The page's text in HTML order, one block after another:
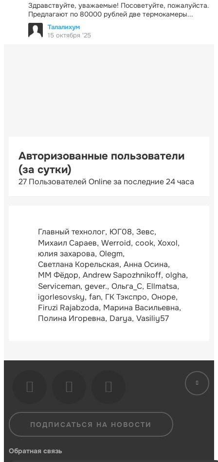
Здравствуйте, уважаемые! Посоветуйте, пожалуйста.
Предлагают по 80000 рублей две термокамеры...
Талалихум
15 октября '25
Авторизованные пользователи
(за сутки)
27 Пользователей Online за последние 24 часа
Главный технолог ЮГ08 Зевс
Михаил Сараев Werroid cook Xoxol
юлия захарова Olegm
Светлана Корельская Анна Осина
ММ Фёдор Andrew Sapozhnikoff olgha
Serviceman gever. Ольга_С Ellmatsa
igorlesovsky fan ГК Тэкспро Оноре
Firuzi Rajabzoda Марина Васильевна
Полина Игоревна Darya Vasiliy57
ПОДПИСАТЬСЯ НА НОВОСТИ
Обратная связь